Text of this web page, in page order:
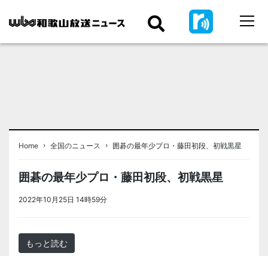
Home › 全国のニュース › 囲碁の最年少プロ・藤田初段、初戦黒星
囲碁の最年少プロ・藤田初段、初戦黒星
2022年10月25日 14時59分
もっと読む